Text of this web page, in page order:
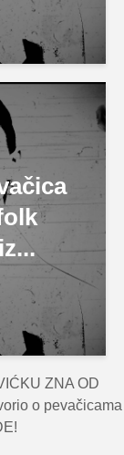
ZNA OD
o pevačicama